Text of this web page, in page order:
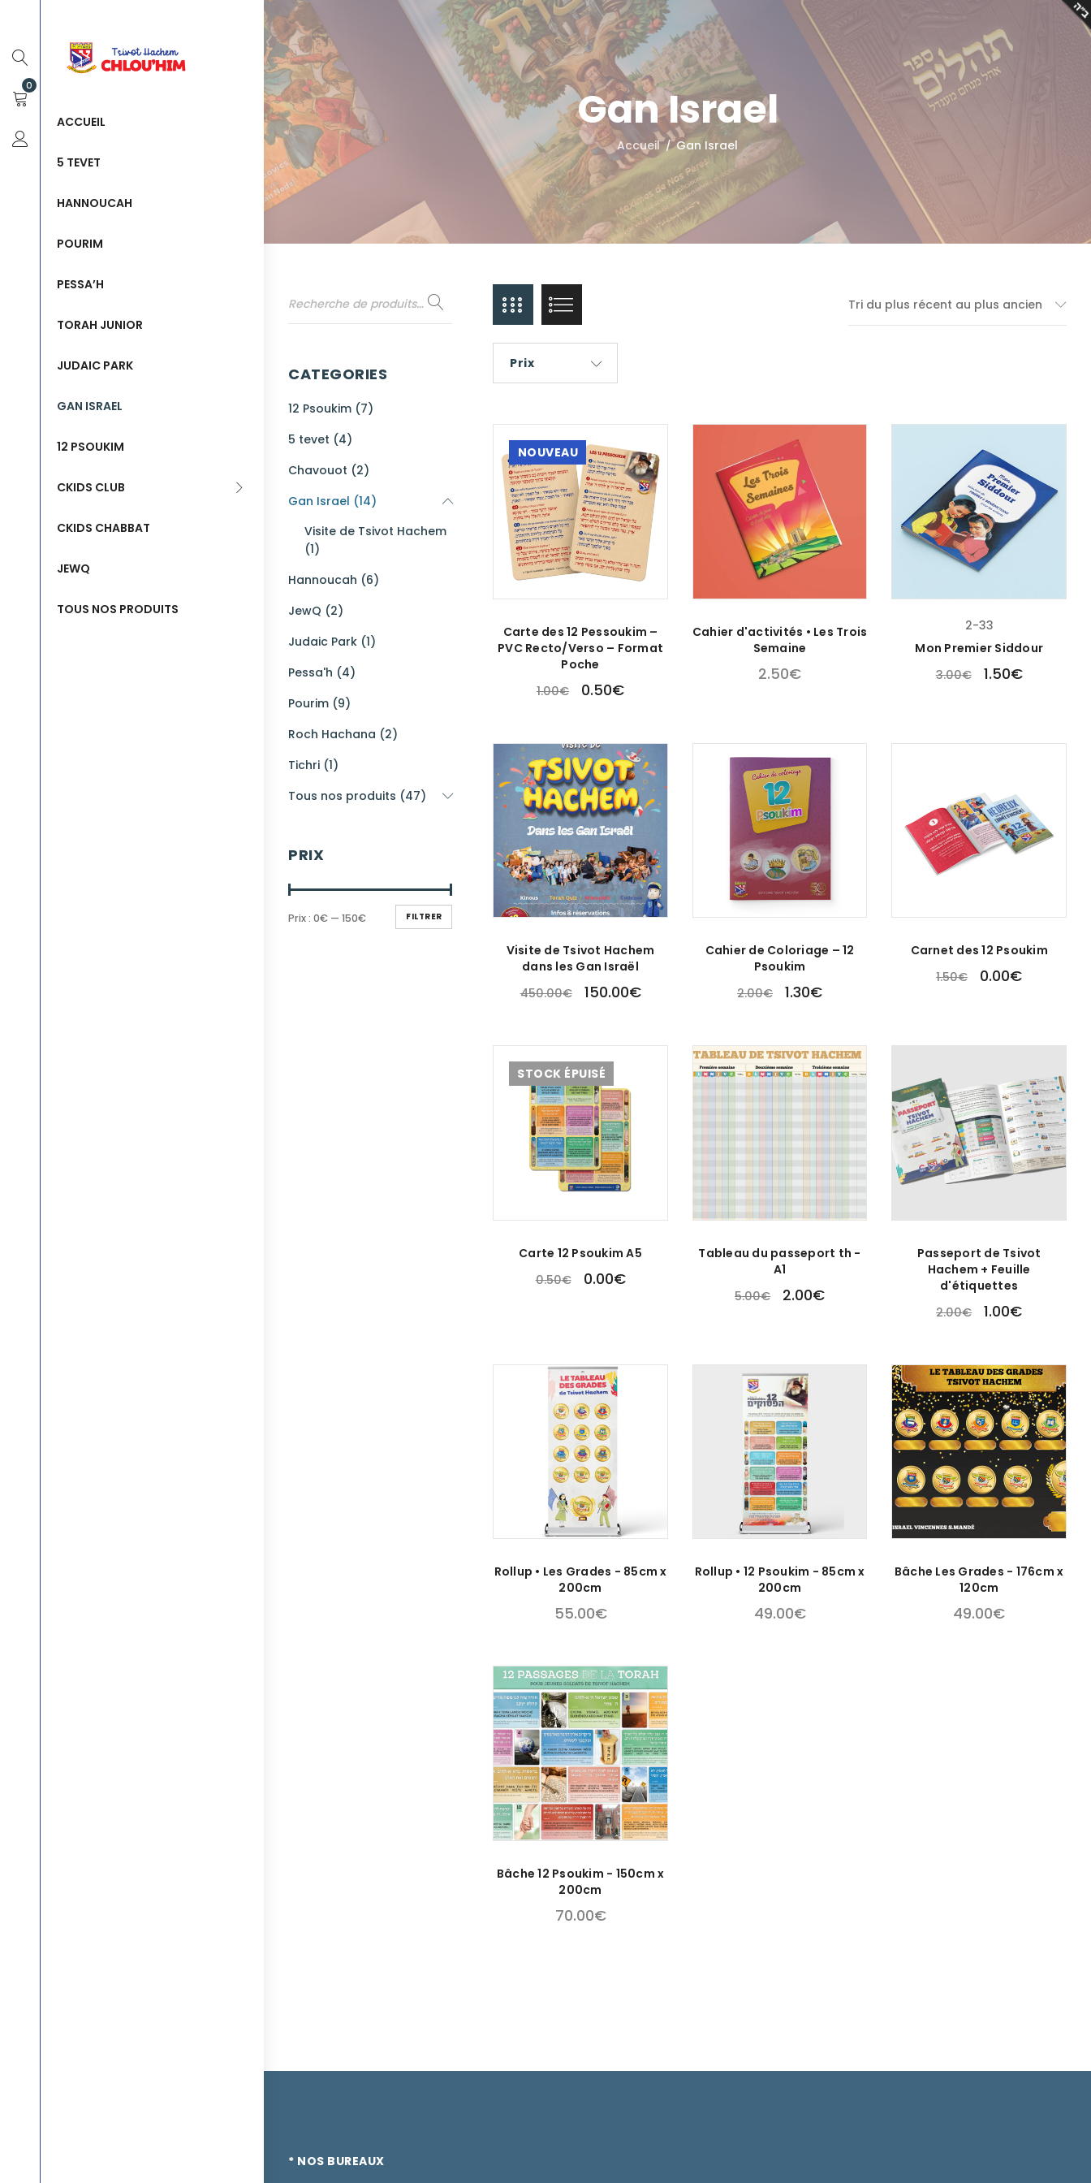
0
ACCUEIL
5 TEVET
HANNOUCAH
POURIM
PESSA’H
TORAH JUNIOR
JUDAIC PARK
GAN ISRAEL
12 PSOUKIM
CKIDS CLUB
CKIDS CHABBAT
JEWQ
TOUS NOS PRODUITS
Gan Israel
Accueil / Gan Israel
CATEGORIES
12 Psoukim (7)
5 tevet (4)
Chavouot (2)
Gan Israel (14)
Visite de Tsivot Hachem
(1)
Hannoucah (6)
JewQ (2)
Judaic Park (1)
Pessa'h (4)
Pourim (9)
Roch Hachana (2)
Tichri (1)
Tous nos produits (47)
PRIX
FILTRER
Prix : 0€ — 150€
Tri du plus récent au plus ancien
Prix
NOUVEAU
Carte des 12 Pessoukim –
PVC Recto/Verso – Format
Poche
1.00€ 0.50€
Cahier d'activités • Les Trois
Semaine
2.50€
2-33
Mon Premier Siddour
3.00€ 1.50€
Visite de Tsivot Hachem
dans les Gan Israël
450.00€ 150.00€
Cahier de Coloriage – 12
Psoukim
2.00€ 1.30€
Carnet des 12 Psoukim
1.50€ 0.00€
STOCK ÉPUISÉ
Carte 12 Psoukim A5
0.50€ 0.00€
Tableau du passeport th -
A1
5.00€ 2.00€
Passeport de Tsivot
Hachem + Feuille
d'étiquettes
2.00€ 1.00€
Rollup • Les Grades - 85cm x
200cm
55.00€
Rollup • 12 Psoukim - 85cm x
200cm
49.00€
Bâche Les Grades - 176cm x
120cm
49.00€
Bâche 12 Psoukim - 150cm x
200cm
70.00€
* NOS BUREAUX